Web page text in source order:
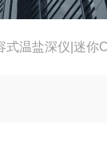
式温盐深仪|迷你